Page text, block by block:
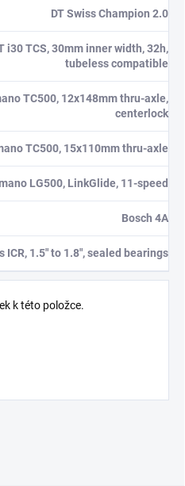
DT Swiss Champion 2.0
i30 TCS, 30mm inner width, 32h,
tubeless compatible
TC500, 12x148mm thru-axle,
centerlock
TC500, 15x110mm thru-axle
LG500, LinkGlide, 11-speed
Bosch 4A
ICR, 1.5" to 1.8", sealed bearings
k této položce.